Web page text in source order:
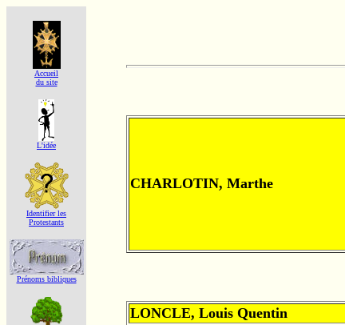
Accueil
du site
L'idée
Identifier les
Protestants
Prénoms bibliques
CHARLOTIN, Marthe
LONCLE, Louis Quentin